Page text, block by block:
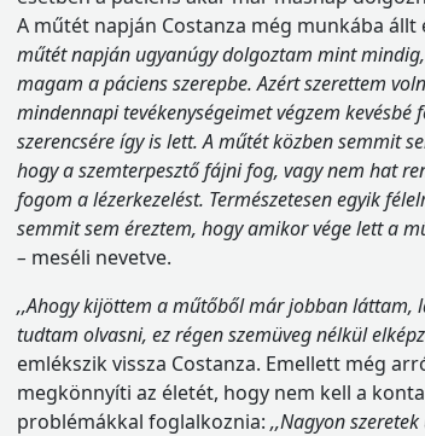
A műtét napján Costanza még munkába
műtét napján ugyanúgy dolgoztam mint
magam a páciens szerepbe. Azért szerettem
mindennapi tevékenységeimet végzem
szerencsére így is lett. A műtét közben semmit
hogy a szemterpesztő fájni fog, vagy nem hat
fogom a lézerkezelést. Természetesen egyik
semmit sem éreztem, hogy amikor vége lett a
– meséli nevetve.
,,Ahogy kijöttem a műtőből már jobban láttam,
tudtam olvasni, ez régen szemüveg nélkül
emlékszik vissza Costanza. Emellett még
megkönnyíti az életét, hogy nem kell a
problémákkal foglalkoznia:,,Nagyon